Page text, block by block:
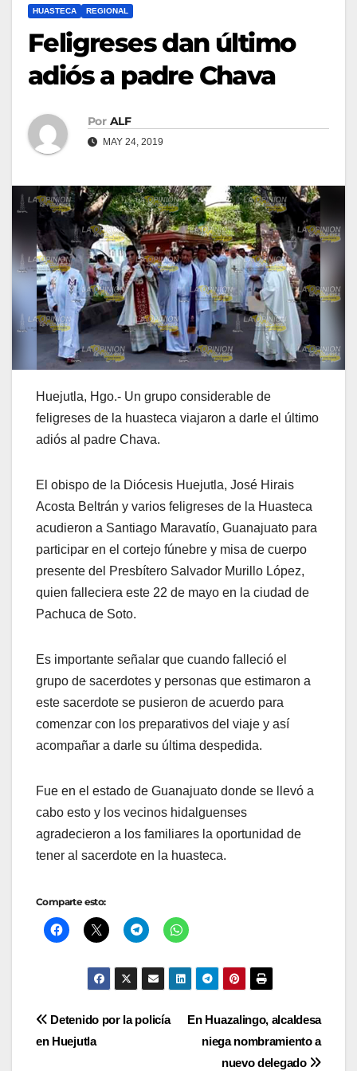
HUASTECA REGIONAL
Feligreses dan último
adiós a padre Chava
Por ALF
MAY 24, 2019
Huejutla, Hgo.- Un grupo considerable de
feligreses de la huasteca viajaron a darle el último
adiós al padre Chava.
El obispo de la Diócesis Huejutla, José Hirais
Acosta Beltrán y varios feligreses de la Huasteca
acudieron a Santiago Maravatío, Guanajuato para
participar en el cortejo fúnebre y misa de cuerpo
presente del Presbítero Salvador Murillo López,
quien falleciera este 22 de mayo en la ciudad de
Pachuca de Soto.
Es importante señalar que cuando falleció el
grupo de sacerdotes y personas que estimaron a
este sacerdote se pusieron de acuerdo para
comenzar con los preparativos del viaje y así
acompañar a darle su última despedida.
Fue en el estado de Guanajuato donde se llevó a
cabo esto y los vecinos hidalguenses
agradecieron a los familiares la oportunidad de
tener al sacerdote en la huasteca.
Comparte esto:
Navegación
En Huazalingo, alcaldesa
niega nombramiento a
nuevo delegado
Detenido por la policía
en Huejutla